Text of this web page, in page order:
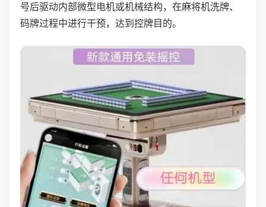
号后驱动内部微型电机或机械结构，在麻将机洗牌、
码牌过程中进行干预，达到控牌目的。